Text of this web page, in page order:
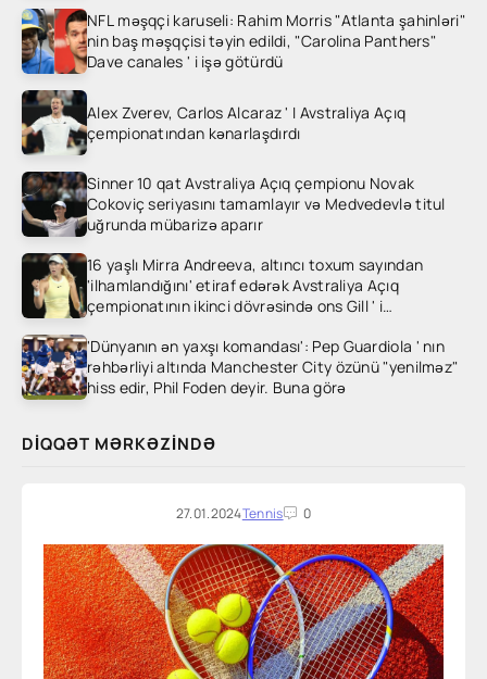
NFL məşqçi karuseli: Rahim Morris "Atlanta şahinləri"
nin baş məşqçisi təyin edildi, "Carolina Panthers"
Dave canales ' i işə götürdü
Alex Zverev, Carlos Alcaraz ' I Avstraliya Açıq
çempionatından kənarlaşdırdı
Sinner 10 qat Avstraliya Açıq çempionu Novak
Cokoviç seriyasını tamamlayır və Medvedevlə titul
uğrunda mübarizə aparır
16 yaşlı Mirra Andreeva, altıncı toxum sayından
'ilhamlandığını' etiraf edərək Avstraliya Açıq
çempionatının ikinci dövrəsində ons Gill ' i
'Dünyanın ən yaxşı komandası': Pep Guardiola ' nın
rəhbərliyi altında Manchester City özünü "yenilməz"
hiss edir, Phil Foden deyir. Buna görə
DIQQƏT MƏRKƏZINDƏ
27.01.2024Tennis 0